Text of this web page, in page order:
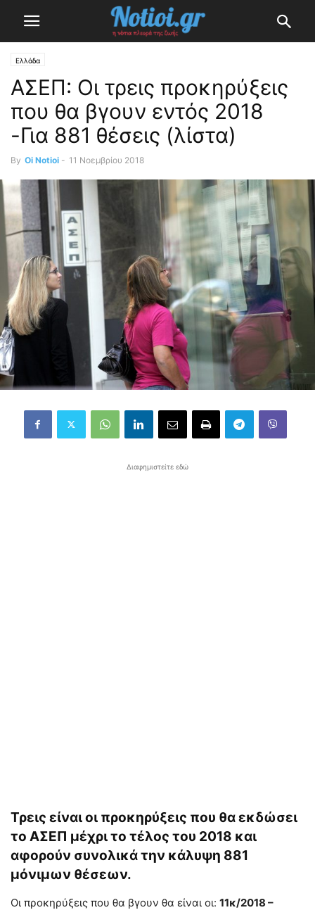
Ελλάδα
ΑΣΕΠ: Οι τρεις προκηρύξεις
που θα βγουν εντός 2018
-Για 881 θέσεις (λίστα)
By Oi Notioi - 11 Νοεμβρίου 2018
Διαφημιστείτε εδώ
Τρεις είναι οι προκηρύξεις που θα εκδώσει
το ΑΣΕΠ μέχρι το τέλος του 2018 και
αφορούν συνολικά την κάλυψη 881
μόνιμων θέσεων.
Οι προκηρύξεις που θα βγουν θα είναι οι: 11κ/2018 –